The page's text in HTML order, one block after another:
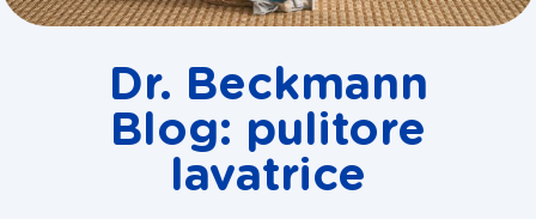
Dr. Beckmann
Blog: pulitore
lavatrice